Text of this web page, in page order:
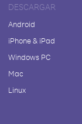
DESCARGAR
Android
iPhone & iPad
Windows PC
Mac
Linux